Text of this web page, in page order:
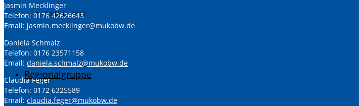
Rückblick 2017
Regionalgruppe
Jasmin Mecklinger
Telefon: 0176 42626643
Email: jasmin.mecklinger@mukobw.de
Daniela Schmalz
Telefon: 0176 23571158
Email: daniela.schmalz@mukobw.de
Claudia Feger
Telefon: 0172 6325589
Email: claudia.feger@mukobw.de